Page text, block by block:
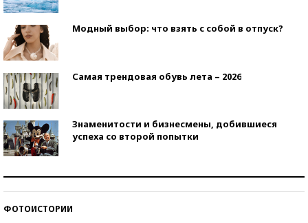
Модный выбор: что взять с собой в отпуск?
Самая трендовая обувь лета – 2026
Знаменитости и бизнесмены, добившиеся
успеха со второй попытки
ФОТОИСТОРИИ